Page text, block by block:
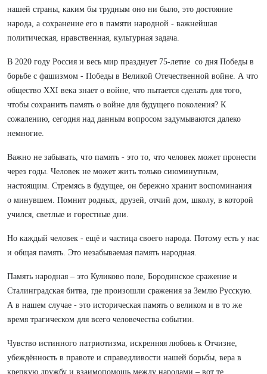
нашей страны, каким бы трудным оно ни было, это достояние
народа, а сохранение его в памяти народной - важнейшая
политическая, нравственная, культурная задача.
В 2020 году Россия и весь мир празднует 75-летие со дня Победы в
борьбе с фашизмом - Победы в Великой Отечественной войне. А что
общество XXI века знает о войне, что пытается сделать для того,
чтобы сохранить память о войне для будущего поколения? К
сожалению, сегодня над данным вопросом задумываются далеко
немногие.
Важно не забывать, что память - это то, что человек может пронести
через годы. Человек не может жить только сиюминутным,
настоящим. Стремясь в будущее, он бережно хранит воспоминания
о минувшем. Помнит родных, друзей, отчий дом, школу, в которой
учился, светлые и горестные дни.
Но каждый человек - ещё и частица своего народа. Потому есть у нас
и общая память. Это незабываемая память народная.
Память народная – это Куликово поле, Бородинское сражение и
Сталинградская битва, где произошли сражения за Землю Русскую.
А в нашем случае - это историческая память о великом и в то же
время трагическом для всего человечества событии.
Чувство истинного патриотизма, искренняя любовь к Отчизне,
убеждённость в правоте и справедливости нашей борьбы, вера в
крепкую дружбу и взаимопомощь между народами – вот те